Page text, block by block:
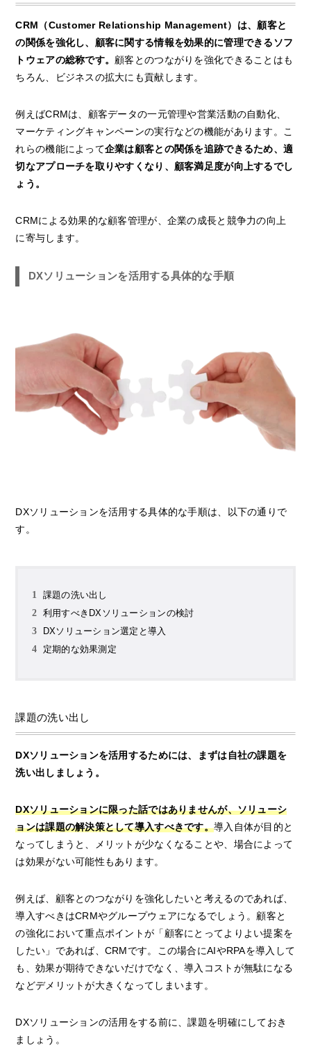
CRM（Customer Relationship Management）は、顧客と
の関係を強化し、顧客に関する情報を効果的に管理できるソフ
トウェアの総称です。 顧客とのつながりを強化できることはも
ちろん、ビジネスの拡大にも貢献します。
例えばCRMは、顧客データの一元管理や営業活動の自動化、
マーケティングキャンペーンの実行などの機能があります。こ
れらの機能によって企業は顧客との関係を追跡できるため、適
切なアプローチを取りやすくなり、顧客満足度が向上するでし
ょう。
CRMによる効果的な顧客管理が、企業の成長と競争力の向上
に寄与します。
DXソリューションを活用する具体的な手順
DXソリューションを活用する具体的な手順は、以下の通りで
す。
課題の洗い出し
利用すべきDXソリューションの検討
DXソリューション選定と導入
定期的な効果測定
課題の洗い出し
DXソリューションを活用するためには、まずは自社の課題を
洗い出しましょう。
DXソリューションに限った話ではありませんが、ソリューシ
ョンは課題の解決策として導入すべきです。導入自体が目的と
なってしまうと、メリットが少なくなることや、場合によって
は効果がない可能性もあります。
例えば、顧客とのつながりを強化したいと考えるのであれば、
導入すべきはCRMやグループウェアになるでしょう。顧客と
の強化において重点ポイントが「顧客にとってよりよい提案を
したい」であれば、CRMです。この場合にAIやRPAを導入して
も、効果が期待できないだけでなく、導入コストが無駄になる
などデメリットが大きくなってしまいます。
DXソリューションの活用をする前に、課題を明確にしておき
ましょう。